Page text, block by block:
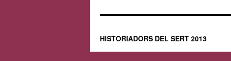
HISTORIADORS DEL SERT 2013